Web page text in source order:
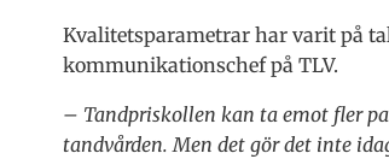
Kvalitetsparametrar har varit på
kommunikationschef på TLV.
– Tandpriskollen kan ta emot fler
tandvården. Men det gör det inte